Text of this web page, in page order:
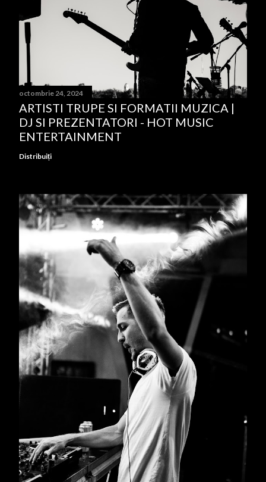
octombrie 24, 2024
ARTISTI TRUPE SI FORMATII MUZICA |
DJ SI PREZENTATORI - HOT MUSIC
ENTERTAINMENT
Distribuiți